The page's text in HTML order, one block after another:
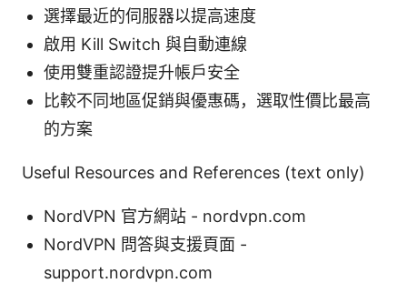
選擇最近的伺服器以提高速度
啟用 Kill Switch 與自動連線
使用雙重認證提升帳戶安全
比較不同地區促銷與優惠碼，選取性價比最高
的方案
Useful Resources and References (text only)
NordVPN 官方網站 - nordvpn.com
NordVPN 問答與支援頁面 -
support.nordvpn.com